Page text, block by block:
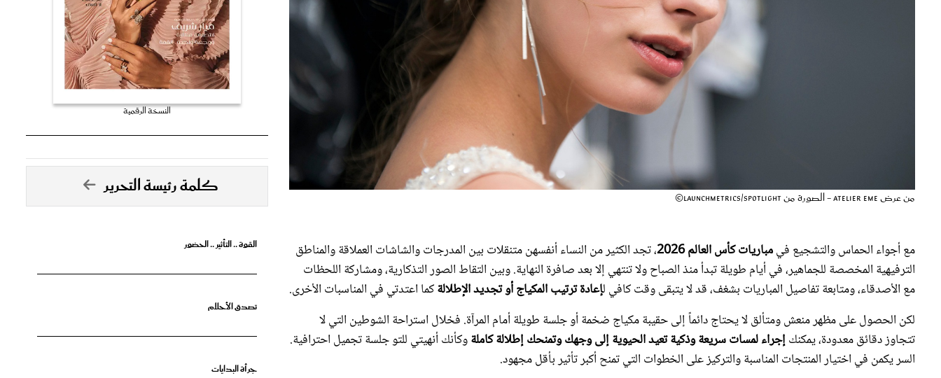
من عرض Atelier Eme - الصورة من Launchmetrics/Spotlight©
مع أجواء الحماس والتشجيع فيمباريات كأس العالم 2026
، تجد الكثير من النساء أنفسهن متنقلات بين المدرجات والشاشات العملاقة والمناطق
الترفيهية المخصصة للجماهير، في أيام طويلة تبدأ منذ الصباح ولا تنتهي إلا بعد صافرة النهاية. وبين التقاط الصور التذكارية، ومشاركة اللحظات
مع الأصدقاء، ومتابعة تفاصيل المباريات بشغف، قد لا يتبقى وقت كافي لإعادة ترتيب المكياج أو تجديد الإطلالةكما اعتدتي في المناسبات الأخرى.
لكن الحصول على مظهر منعش ومتألق لا يحتاج دائماً إلى حقيبة مكياج ضخمة أو جلسة طويلة أمام المرآة. فخلال استراحة الشوطين التي لا
تتجاوز دقائق معدودة، يمكنكإجراء لمسات سريعة وذكية تعيد الحيوية إلى وجهك وتمنحك إطلالة كاملةوكأنك أنهيتي للتو جلسة تجميل احترافية.
السر يكمن في اختيار المنتجات المناسبة والتركيز على الخطوات التي تمنح أكبر تأثير بأقل مجهود.
النسخة الرقمية
كلمة رئيسة التحرير
القوة .. التأثير .. الحضور
تصدق الأحلام
جرأة البدايات